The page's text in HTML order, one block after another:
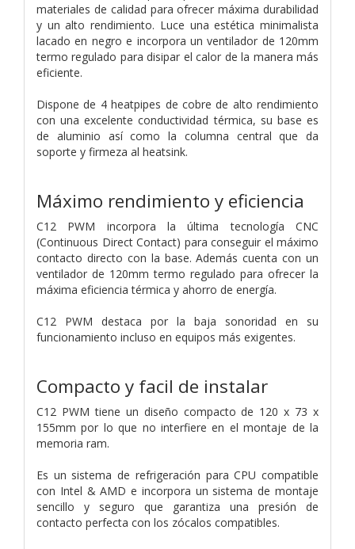
materiales de calidad para ofrecer máxima durabilidad
y un alto rendimiento. Luce una estética minimalista
lacado en negro e incorpora un ventilador de 120mm
termo regulado para disipar el calor de la manera más
eficiente.
Dispone de 4 heatpipes de cobre de alto rendimiento
con una excelente conductividad térmica, su base es
de aluminio así como la columna central que da
soporte y firmeza al heatsink.
Máximo rendimiento y eficiencia
C12 PWM incorpora la última tecnología CNC
(Continuous Direct Contact) para conseguir el máximo
contacto directo con la base. Además cuenta con un
ventilador de 120mm termo regulado para ofrecer la
máxima eficiencia térmica y ahorro de energía.
C12 PWM destaca por la baja sonoridad en su
funcionamiento incluso en equipos más exigentes.
Compacto y facil de instalar
C12 PWM tiene un diseño compacto de 120 x 73 x
155mm por lo que no interfiere en el montaje de la
memoria ram.
Es un sistema de refrigeración para CPU compatible
con Intel & AMD e incorpora un sistema de montaje
sencillo y seguro que garantiza una presión de
contacto perfecta con los zócalos compatibles.